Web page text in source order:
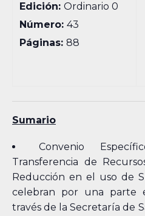
Edición:Ordinario 0
Número:43
Páginas:88
Sumario
Convenio
Transferencia de
Reducción en el uso de
celebran por una parte
través de la Secretaría de